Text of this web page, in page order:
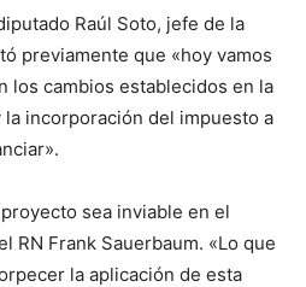
Raúl Soto, jefe de la
previamente que «hoy vamos
los cambios establecidos en la
la incorporación del impuesto a
sea inviable en el
RN Frank Sauerbaum. «Lo que
la aplicación de esta